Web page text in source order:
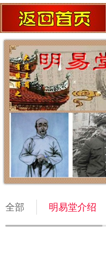
全部 明易堂介绍